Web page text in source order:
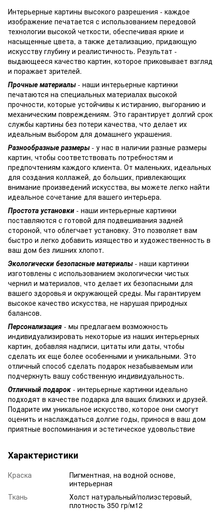
Интерьерные картины высокого разрешения - каждое
изображение печатается с использованием передовой
технологии высокой четкости, обеспечивая яркие и
насыщенные цвета, а также детализацию, придающую
искусству глубину и реалистичность. Результат -
выдающееся качество картин, которое приковывает взгляд
и поражает зрителей.
Прочные материалы - наши интерьерные картинки
печатаются на специальных материалах высокой
прочности, которые устойчивы к истиранию, выгоранию и
механическим повреждениям. Это гарантирует долгий срок
службы картины без потери качества, что делает их
идеальным выбором для домашнего украшения.
Разнообразные размеры - у нас в наличии разные размеры
картин, чтобы соответствовать потребностям и
предпочтениям каждого клиента. От маленьких, идеальных
для создания коллажей, до больших, привлекающих
внимание произведений искусства, вы можете легко найти
идеальное сочетание для вашего интерьера.
Простота установки - наши интерьерные картинки
поставляются с готовой для подвешивания задней
стороной, что облегчает установку. Это позволяет вам
быстро и легко добавить изящество и художественность в
ваш дом без лишних хлопот.
Экологически безопасные материалы - наши картинки
изготовлены с использованием экологически чистых
чернил и материалов, что делает их безопасными для
вашего здоровья и окружающей среды. Мы гарантируем
высокое качество искусства, не нарушая природных
балансов.
Персонализация - мы предлагаем возможность
индивидуализировать некоторые из наших интерьерных
картин, добавляя надписи, цитаты или даты, чтобы
сделать их еще более особенными и уникальными. Это
отличный способ сделать подарок незабываемым или
подчеркнуть вашу собственную индивидуальность.
Отличный подарок - интерьерные картинки идеально
подходят в качестве подарка для ваших близких и друзей.
Подарите им уникальное искусство, которое они смогут
оценить и наслаждаться долгие годы, принося в ваш дом
приятные воспоминания и эстетическое удовольствие
Характеристики
Краска
Пигментная, на водной основе,
интерьерная
Ткань
Холст натуральный/полиэстеровый,
плотность 350 гр/м12